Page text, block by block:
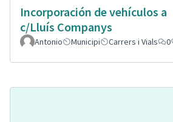
Incorporación de vehículos a
c/Lluís Companys
Antonio Municipi Carrers i Vials 0